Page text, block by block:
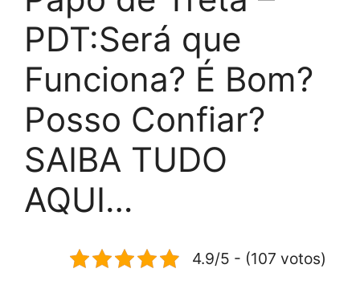
PDT:Será que
Funciona? É Bom?
Posso Confiar?
SAIBA TUDO
AQUI…
4.9/5 - (107 votos)